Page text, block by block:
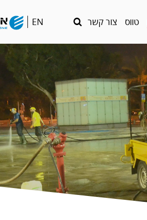
טווס צור קשר EN
Go
english
language